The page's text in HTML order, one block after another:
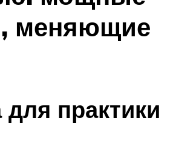
меняющие
практики